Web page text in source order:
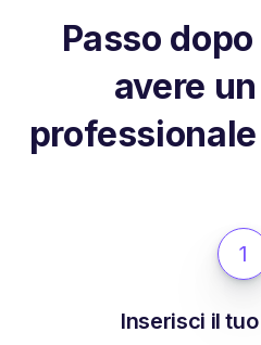
Passo
avere
1
Inserisci il